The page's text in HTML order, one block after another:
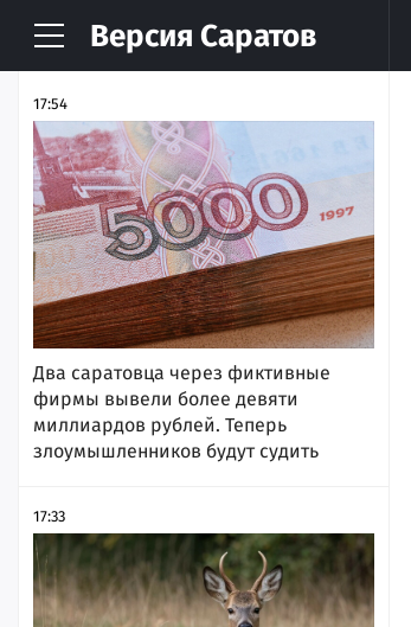
Версия Саратов
НОВОСТИ АРХИВ
17:54
Два саратовца через фиктивные
фирмы вывели более девяти
миллиардов рублей. Теперь
злоумышленников будут судить
17:33